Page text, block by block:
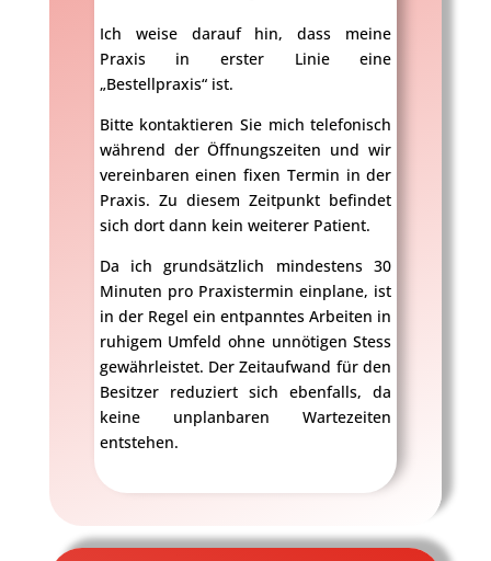
Ich weise darauf hin, dass meine
Praxis in erster Linie eine
„Bestellpraxis“ ist.
Bitte kontaktieren Sie mich telefonisch
während der Öffnungszeiten und wir
vereinbaren einen fixen Termin in der
Praxis. Zu diesem Zeitpunkt befindet
sich dort dann kein weiterer Patient.
Da ich grundsätzlich mindestens 30
Minuten pro Praxistermin einplane, ist
in der Regel ein entpanntes Arbeiten in
ruhigem Umfeld ohne unnötigen Stess
gewährleistet. Der Zeitaufwand für den
Besitzer reduziert sich ebenfalls, da
keine unplanbaren Wartezeiten
entstehen.